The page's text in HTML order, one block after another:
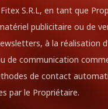
S.R.L, en tant que
publicitaire ou de
à la réalisation
de communication
de contact
par le Propriétaire.